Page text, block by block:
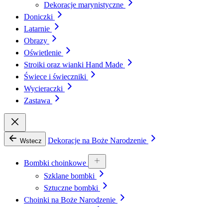
Dekoracje marynistyczne
Doniczki
Latarnie
Obrazy
Oświetlenie
Stroiki oraz wianki Hand Made
Świece i świeczniki
Wycieraczki
Zastawa
Wstecz Dekoracje na Boże Narodzenie
Bombki choinkowe
Szklane bombki
Sztuczne bombki
Choinki na Boże Narodzenie